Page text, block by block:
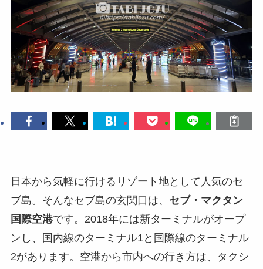
日本から気軽に行けるリゾート地として人気のセ
ブ島。そんなセブ島の玄関口は、 セブ・マクタン
国際空港です。2018年には新ターミナルがオープ
ンし、国内線のターミナル1と国際線のターミナル
2があります。空港から市内への行き方は、タクシ